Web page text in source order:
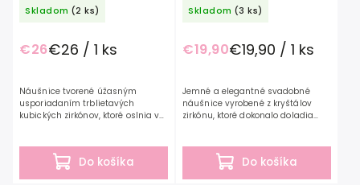
Skladom (2 ks)
€26€26 / 1 ks
Do košíka
Náušnice tvorené úžasným
usporiadaním trblietavých
kubických zirkónov, ktoré oslnia vo
sú starostlivo ručne...
Skladom (3 ks)
€19,90€19,90 / 1 ks
Do košíka
Jemné a elegantné svadobné
náušnice vyrobené z kryštálov
zirkónu, ktoré dokonalo doladia
kolekcie...